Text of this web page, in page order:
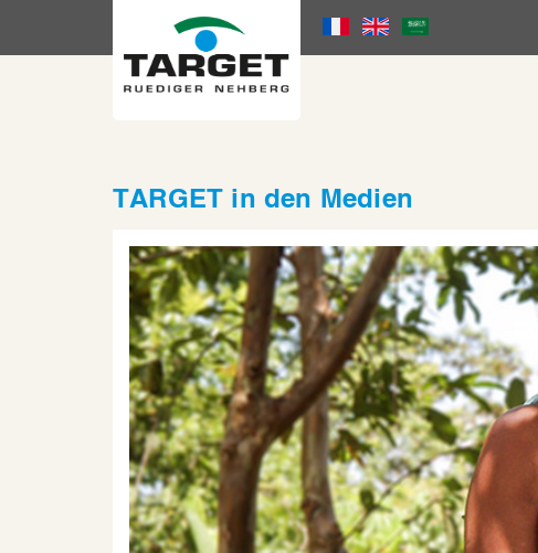
Language
Menu
TARGET in den Medien